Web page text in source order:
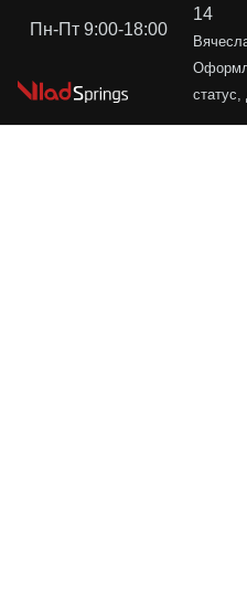
Пн-Пт 9:00-18:00
14
статус,